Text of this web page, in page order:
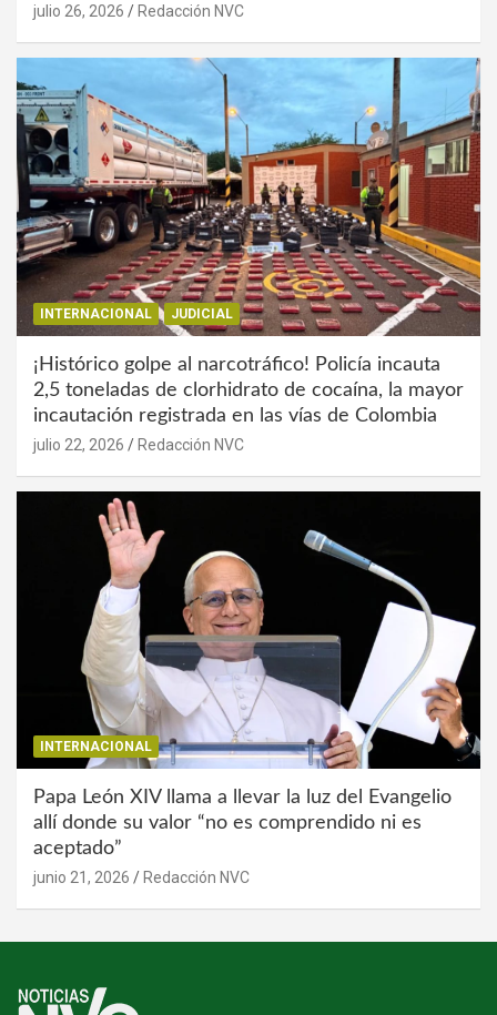
julio 26, 2026 Redacción NVC
INTERNACIONAL JUDICIAL
¡Histórico golpe al narcotráfico! Policía incauta
2,5 toneladas de clorhidrato de cocaína, la mayor
incautación registrada en las vías de Colombia
julio 22, 2026 Redacción NVC
INTERNACIONAL
Papa León XIV llama a llevar la luz del Evangelio
allí donde su valor “no es comprendido ni es
aceptado”
junio 21, 2026 Redacción NVC